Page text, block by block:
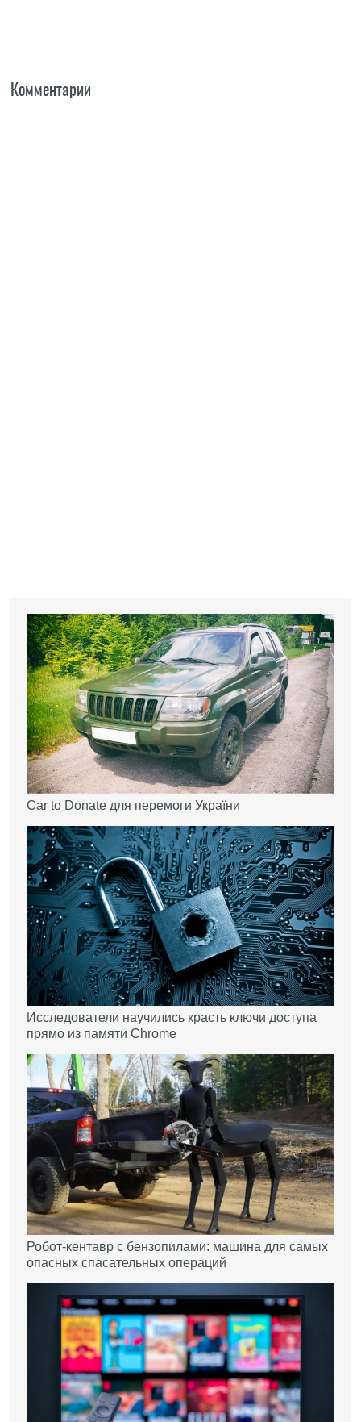
Комментарии
Car to Donate для перемоги України
Исследователи научились красть ключи доступа
прямо из памяти Chrome
Робот-кентавр с бензопилами: машина для самых
опасных спасательных операций